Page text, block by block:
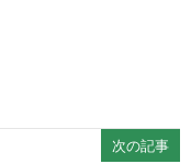
次の記事